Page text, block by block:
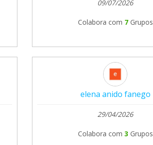
09/07/2026
Colabora com 7 Grupos
elena anido fanego
29/04/2026
Colabora com 3 Grupos